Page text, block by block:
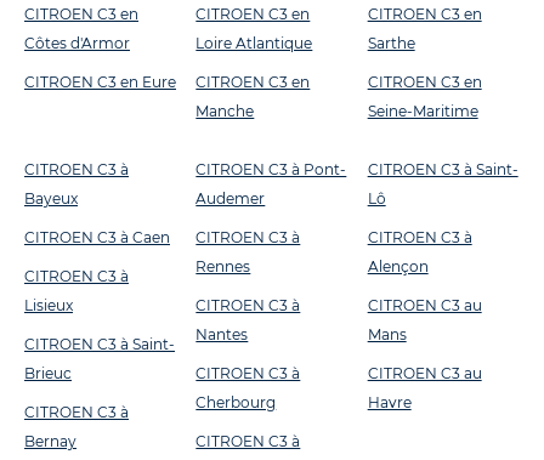
CITROEN C3 en
Côtes d'Armor
CITROEN C3 en Eure
CITROEN C3 en
Loire Atlantique
CITROEN C3 en
Manche
CITROEN C3 en
Sarthe
CITROEN C3 en
Seine-Maritime
CITROEN C3 à
Bayeux
CITROEN C3 à Caen
CITROEN C3 à
Lisieux
CITROEN C3 à Saint-
Brieuc
CITROEN C3 à
Bernay
CITROEN C3 à Pont-
Audemer
CITROEN C3 à
Rennes
CITROEN C3 à
Nantes
CITROEN C3 à
Cherbourg
CITROEN C3 à
CITROEN C3 à Saint-
Lô
CITROEN C3 à
Alençon
CITROEN C3 au
Mans
CITROEN C3 au
Havre